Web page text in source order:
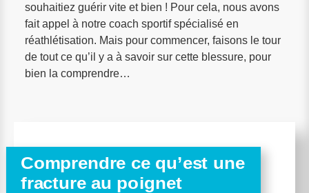
souhaitiez guérir vite et bien ! Pour cela, nous avons
fait appel à notre coach sportif spécialisé en
réathlétisation. Mais pour commencer, faisons le tour
de tout ce qu’il y a à savoir sur cette blessure, pour
bien la comprendre…
Comprendre ce qu’est une
fracture au poignet